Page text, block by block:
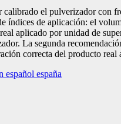
el pulverizador con
índices de aplicación: el
aplicado por unidad de
La segunda
correcta del producto real
español españa